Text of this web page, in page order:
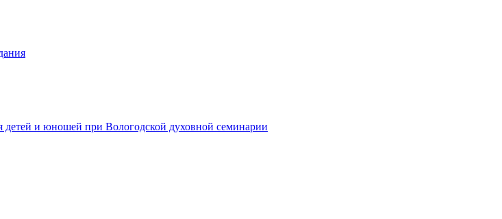
детей и юношей при Вологодской духовной семинарии